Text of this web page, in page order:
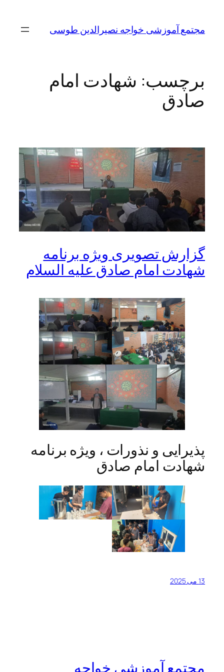
مجتمع آموزشی خواجه نصیرالدین طوسی
برچسب: شهادت امام
صادق
گزارش تصویری ویژه برنامه
شهادت امام صادق علیه السلام
پذیرایی و نذورات ، ویژه برنامه
شهادت امام صادق
13 می 2025
مجتمع آموزشی خواجه